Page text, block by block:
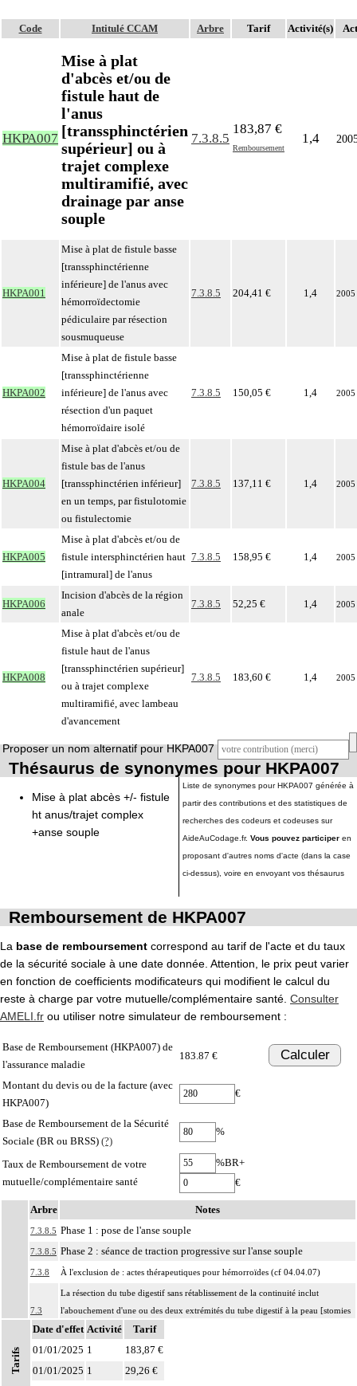
Code Intitulé CCAM Arbre Tarif Activité(s)
HKPA007
Mise à plat
d'abcès et/ou de
fistule haut de
l'anus
[transsphinctérien
supérieur] ou à
trajet complexe
multiramifié, avec
drainage par anse
souple
7.3.8.5
183,87 €
Remboursement
1,4
HKPA001
Mise à plat de fistule basse
[transsphinctérienne
inférieure] de l'anus avec
hémorroïdectomie
pédiculaire par résection
sousmuqueuse
7.3.8.5 204,41 € 1,4 2005
HKPA002
Mise à plat de fistule basse
[transsphinctérienne
inférieure] de l'anus avec
résection d'un paquet
hémorroïdaire isolé
7.3.8.5 150,05 € 1,4 2005
HKPA004
Mise à plat d'abcès et/ou de
fistule bas de l'anus
[transsphinctérien inférieur]
en un temps, par fistulotomie
ou fistulectomie
7.3.8.5 137,11 € 1,4 2005
HKPA005
Mise à plat d'abcès et/ou de
fistule intersphinctérien haut
[intramural] de l'anus
7.3.8.5 158,95 € 1,4 2005
HKPA006
Incision d'abcès de la région
anale
7.3.8.5 52,25 € 1,4 2005
HKPA008
Mise à plat d'abcès et/ou de
fistule haut de l'anus
[transsphinctérien supérieur]
ou à trajet complexe
multiramifié, avec lambeau
d'avancement
7.3.8.5 183,60 € 1,4 2005
Proposer un nom alternatif pour HKPA007
Thésaurus de synonymes pour HKPA007
Mise à plat abcès +/- fistule
ht anus/trajet complex
+anse souple
Liste de synonymes pour HKPA007 générée à
partir des contributions et des statistiques de
recherches des codeurs et codeuses sur
AideAuCodage.fr. Vous pouvez participer en
proposant d'autres noms d'acte (dans la case
ci-dessus), voire en envoyant vos thésaurus
Remboursement de HKPA007
La base de remboursement correspond au tarif de l'acte et du taux
de la sécurité sociale à une date donnée. Attention, le prix peut varier
en fonction de coefficients modificateurs qui modifient le calcul du
reste à charge par votre mutuelle/complémentaire santé. Consulter
AMELI.fr ou utiliser notre simulateur de remboursement :
Base de Remboursement (HKPA007) de
l'assurance maladie
183.87 € Calculer
Montant du devis ou de la facture (avec
HKPA007)
€
Base de Remboursement de la Sécurité
Sociale (BR ou BRSS) (?)
%
Taux de Remboursement de votre
mutuelle/complémentaire santé
%BR+
€
Notes
Arbre Notes
7.3.8.5 Phase 1 : pose de l'anse souple
7.3.8.5 Phase 2 : séance de traction progressive sur l'anse souple
7.3.8 À l'exclusion de : actes thérapeutiques pour hémorroïdes (cf 04.04.07)
7.3
La résection du tube digestif sans rétablissement de la continuité inclut
l'abouchement d'une ou des deux extrémités du tube digestif à la peau [stomies
cutanées].
7.3
La résection du tube digestif avec rétablissement de la continuité inclut
l'anastomose des deux segments du tube digestif, quelles qu'en soient les
Tarifs
Date d'effet Activité
Tarif
01/01/2025 1
183,87 €
01/01/2025 1
29,26 €